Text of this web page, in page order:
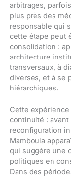
arbitrages,
plus près des
responsable qui
cette étape peut
consolidation :
architecture
transversaux, à
diverses, et à se
hiérarchiques.
Cette expérience
continuité :
reconfiguration
Mamboula
qui suggère une
politiques en
Dans des